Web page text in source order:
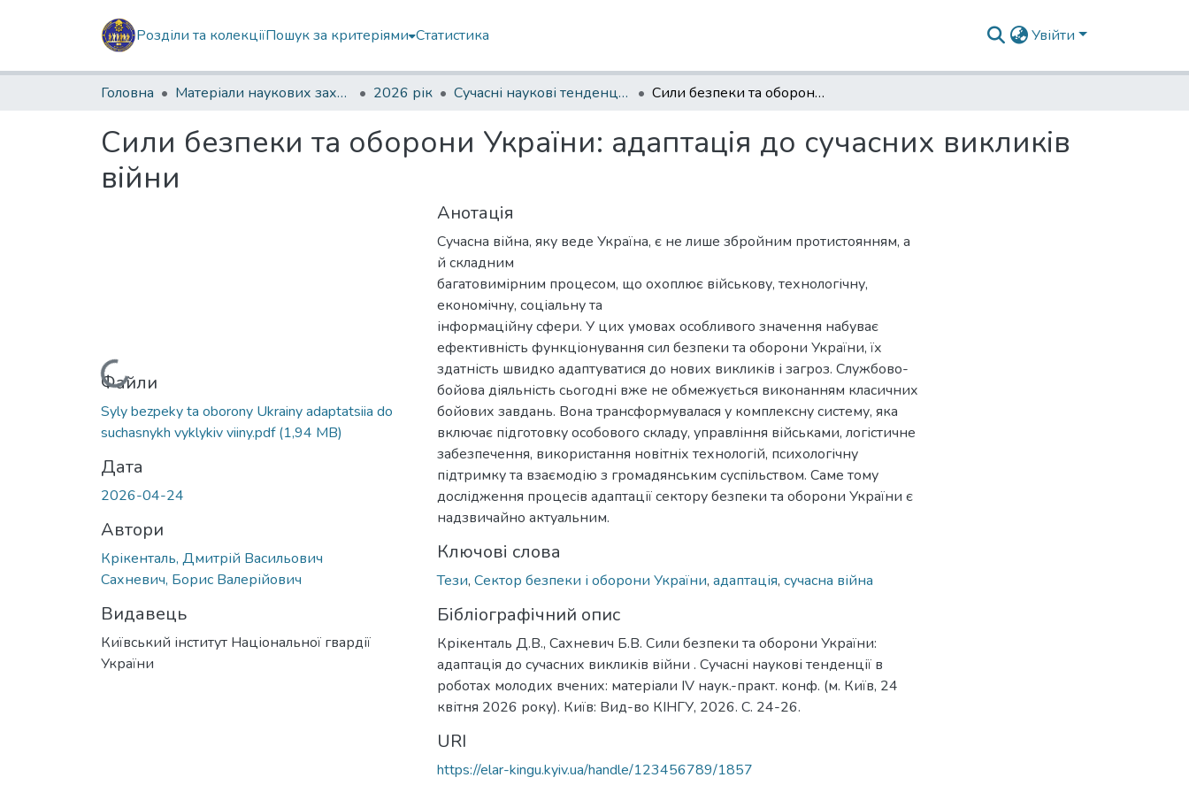
Розділи та колекціїПошук за критеріями Статистика Увійти
Головна Матеріали наукових заходів 2026 рік Сучасні наукові тенденції в роботах молодих вчених: IV науково-практична конференція Сили безпеки та оборони України: адаптація до сучасних викликів війни
Сили безпеки та оборони України: адаптація до сучасних викликів
війни
Вантажиться...
Файли
Syly bezpeky ta oborony Ukrainy adaptatsiia do
suchasnykh vyklykiv viiny.pdf(1,94 MB)
Дата
2026-04-24
Автори
Крікенталь, Дмитрій Васильович
Сахневич, Борис Валерійович
Видавець
Київський інститут Національної гвардії
України
Анотація
Сучасна війна, яку веде Україна, є не лише збройним протистоянням, а
й складним
багатовимірним процесом, що охоплює військову, технологічну,
економічну, соціальну та
інформаційну сфери. У цих умовах особливого значення набуває
ефективність функціонування сил безпеки та оборони України, їх
здатність швидко адаптуватися до нових викликів і загроз. Службово-
бойова діяльність сьогодні вже не обмежується виконанням класичних
бойових завдань. Вона трансформувалася у комплексну систему, яка
включає підготовку особового складу, управління військами, логістичне
забезпечення, використання новітніх технологій, психологічну
підтримку та взаємодію з громадянським суспільством. Саме тому
дослідження процесів адаптації сектору безпеки та оборони України є
надзвичайно актуальним.
Ключові слова
Тези, Сектор безпеки і оборони України, адаптація, сучасна війна
Бібліографічний опис
Крікенталь Д.В., Сахневич Б.В. Сили безпеки та оборони України:
адаптація до сучасних викликів війни . Сучасні наукові тенденції в
роботах молодих вчених: матеріали IV наук.-практ. конф. (м. Київ, 24
квітня 2026 року). Київ: Вид-во КІНГУ, 2026. С. 24-26.
URI
https://elar-kingu.kyiv.ua/handle/123456789/1857